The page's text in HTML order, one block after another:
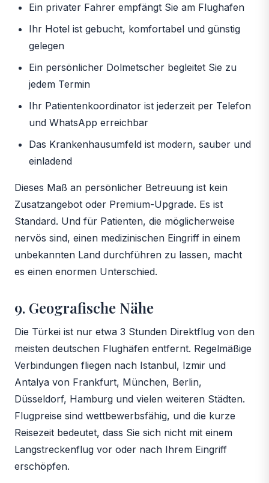
Ein privater Fahrer empfängt Sie am Flughafen
Ihr Hotel ist gebucht, komfortabel und günstig
gelegen
Ein persönlicher Dolmetscher begleitet Sie zu
jedem Termin
Ihr Patientenkoordinator ist jederzeit per Telefon
und WhatsApp erreichbar
Das Krankenhausumfeld ist modern, sauber und
einladend
Dieses Maß an persönlicher Betreuung ist kein
Zusatzangebot oder Premium-Upgrade. Es ist
Standard. Und für Patienten, die möglicherweise
nervös sind, einen medizinischen Eingriff in einem
unbekannten Land durchführen zu lassen, macht
es einen enormen Unterschied.
9. Geografische Nähe
Die Türkei ist nur etwa 3 Stunden Direktflug von den
meisten deutschen Flughäfen entfernt. Regelmäßige
Verbindungen fliegen nach Istanbul, Izmir und
Antalya von Frankfurt, München, Berlin,
Düsseldorf, Hamburg und vielen weiteren Städten.
Flugpreise sind wettbewerbsfähig, und die kurze
Reisezeit bedeutet, dass Sie sich nicht mit einem
Langstreckenflug vor oder nach Ihrem Eingriff
erschöpfen.